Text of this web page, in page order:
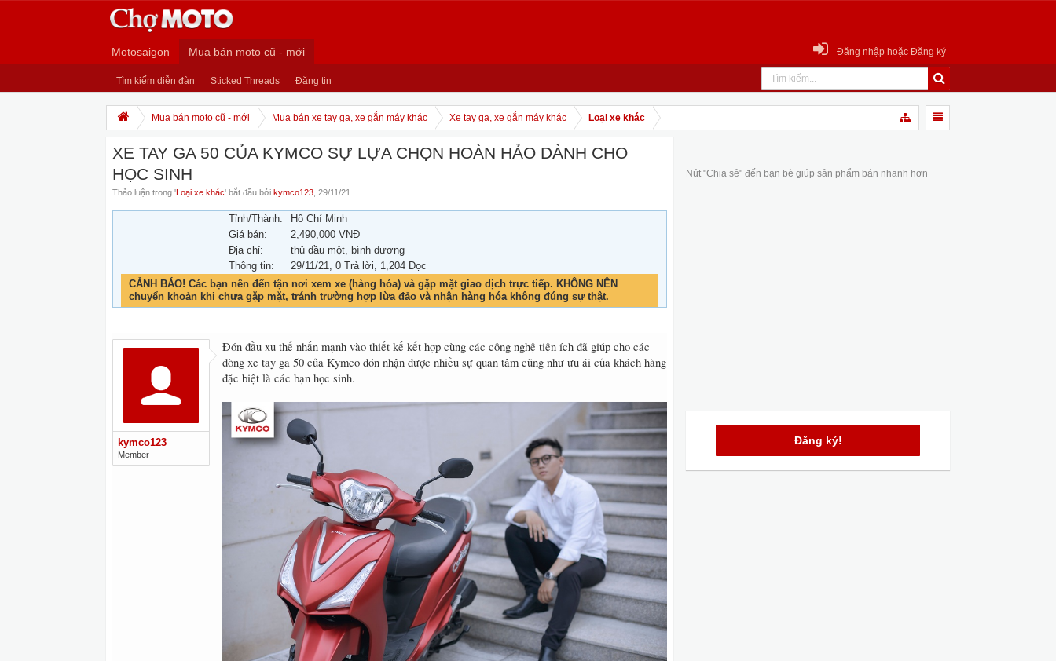
Motosaigon Mua bán moto cũ - mới
Tìm kiếm diễn đàn Sticked Threads Đăng tin
Đăng nhập hoặc Đăng ký
Mua bán moto cũ - mới Mua bán xe tay ga, xe gắn máy khác Xe tay ga, xe gắn máy khác Loại xe khác
XE TAY GA 50 CỦA KYMCO SỰ LỰA CHỌN HOÀN HẢO DÀNH CHO
HỌC SINH
Thảo luận trong 'Loại xe khác' bắt đầu bởi kymco123 29/11/21
Tỉnh/Thành:
Hồ Chí Minh
Giá bán:
2,490,000 VNĐ
Địa chỉ:
thủ dầu một, bình dương
Thông tin:
29/11/21, 0 Trả lời, 1,204 Đọc
CẢNH BÁO! Các bạn nên đến tận nơi xem xe (hàng hóa) và gặp mặt giao dịch trực tiếp. KHÔNG NÊN
chuyển khoản khi chưa gặp mặt, tránh trường hợp lừa đảo và nhận hàng hóa không đúng sự thật.
kymco123
Member
Đón đầu xu thế nhấn mạnh vào thiết kế kết hợp cùng các công nghệ tiện ích đã giúp cho các
dòng xe tay ga 50 của Kymco đón nhận được nhiều sự quan tâm cũng như ưu ái của khách hàng
đặc biệt là các bạn học sinh.
Nút "Chia sẻ" đến bạn bè giúp sản phẩm bán nhanh hơn
Đăng ký!